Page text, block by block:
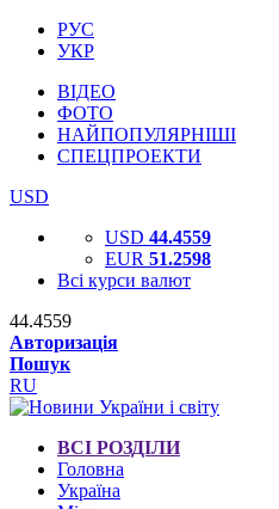
РУС
УКР
ВІДЕО
ФОТО
НАЙПОПУЛЯРНІШІ
СПЕЦПРОЕКТИ
USD
USD 44.4559
EUR 51.2598
Всі курси валют
44.4559
Авторизація
Пошук
RU
ВСІ РОЗДІЛИ
Головна
Україна